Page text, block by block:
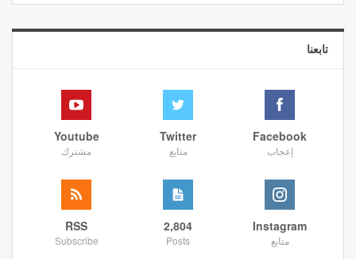
تابعنا
Facebook
إعجاب
Twitter
متابع
Youtube
مشترك
Instagram
متابع
2,804
Posts
RSS
Subscribe